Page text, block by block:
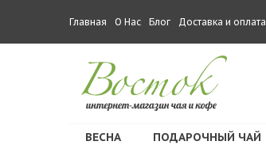
Главная О Нас Блог Доставка и оплата
ВЕСНА ПОДАРОЧНЫЙ ЧАЙ